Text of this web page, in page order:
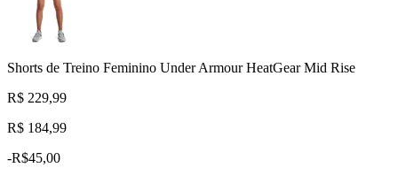
Shorts de Treino Feminino Under Armour HeatGear Mid Rise
R$ 229,99
R$ 184,99
-R$45,00